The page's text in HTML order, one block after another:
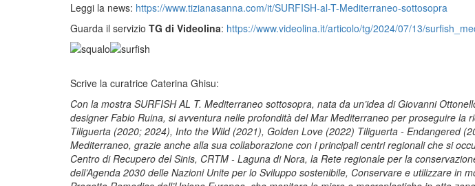
Leggi la news: https://www.tizianasanna.com/it/SURFISH-al-T-Mediterraneo-sottosopra
Guarda il servizio TG di Videolina: https://www.videolina.it/articolo/tg/2024/07/13/
Scrive la curatrice Caterina Ghisu:
Con la mostra SURFISH AL T. Mediterraneo sottosopra, nata da un’idea di Giovanni
designer Fabio Ruina, si avventura nelle profondità del Mar Mediterraneo per proseguire
Tiliguerta (2020; 2024), Into the Wild (2021), Golden Love (2022) Tiliguerta - Endangered
Mediterraneo, grazie anche alla sua collaborazione con i principali centri regionali che si
Centro di Recupero del Sinis, CRTM - Laguna di Nora, la Rete regionale per la
dell’Agenda 2030 delle Nazioni Unite per lo Sviluppo sostenibile, Conservare e utilizzare